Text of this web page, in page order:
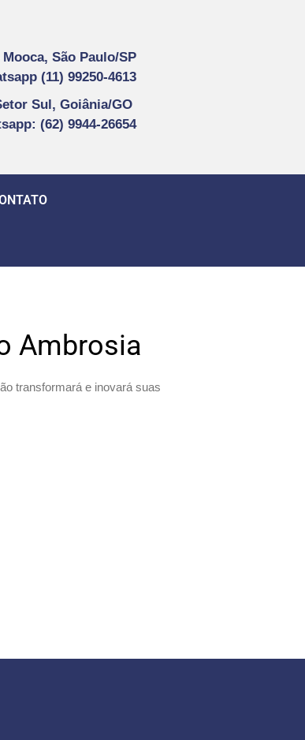
Mooca, São Paulo/SP
(11) 99250-4613
Sul, Goiânia/GO
: (62) 9944-26654
Ambrosia
transformará e inovará suas